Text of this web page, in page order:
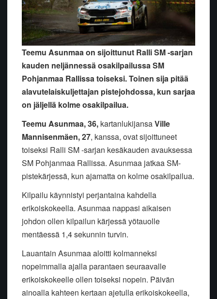
Teemu Asunmaa on sijoittunut Ralli SM -sarjan
kauden neljännessä osakilpailussa SM
Pohjanmaa Rallissa toiseksi. Toinen sija pitää
alavutelaiskuljettajan pistejohdossa, kun sarjaa
on jäljellä kolme osakilpailua.
Teemu Asunmaa, 36, kartanlukijansaVille
Mannisenmäen, 27, kanssa, ovat sijoittuneet
toiseksi Ralli SM -sarjan kesäkauden avauksessa
SM Pohjanmaa Rallissa. Asunmaa jatkaa SM-
pistekärjessä, kun ajamatta on kolme osakilpailua.
Kilpailu käynnistyi perjantaina kahdella
erikoiskokeella. Asunmaa nappasi aikaisen
johdon ollen kilpailun kärjessä yötauolle
mentäessä 1,4 sekunnin turvin.
Lauantain Asunmaa aloitti kolmanneksi
nopeimmalla ajalla parantaen seuraavalle
erikoiskokeelle ollen toiseksi nopein. Päivän
ainoalla kahteen kertaan ajetulla erikoiskokeella,